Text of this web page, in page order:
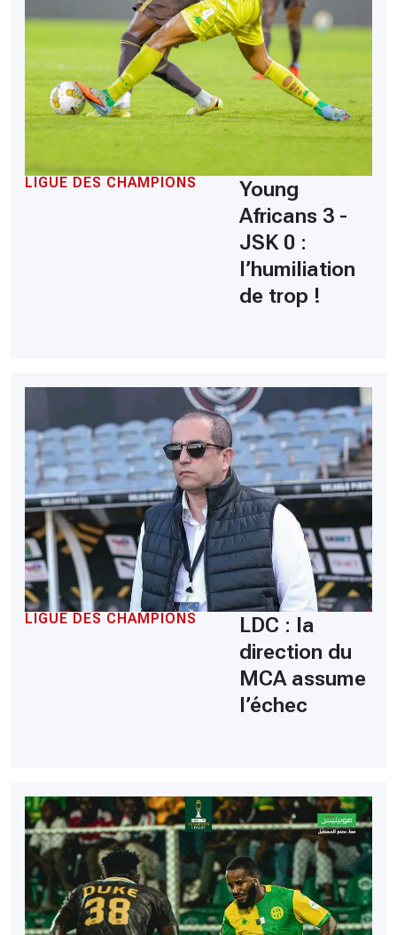
LIGUE DES CHAMPIONS
Young
Africans 3 -
JSK 0 :
l’humiliation
de trop !
LIGUE DES CHAMPIONS
LDC : la
direction du
MCA assume
l’échec